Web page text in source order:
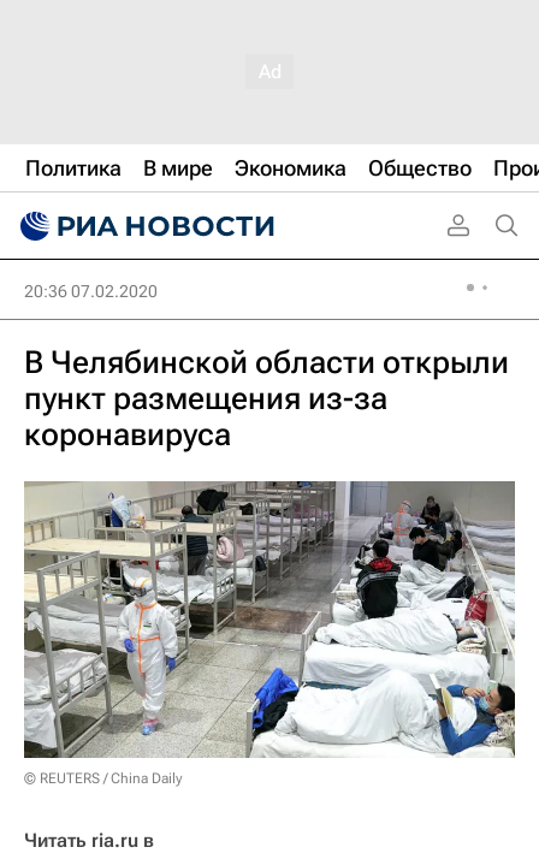
Политика В мире Экономика Общество
20:36 07.02.2020
В Челябинской области открыли
пункт размещения из-за
коронавируса
© REUTERS / China Daily
Читать ria.ru в